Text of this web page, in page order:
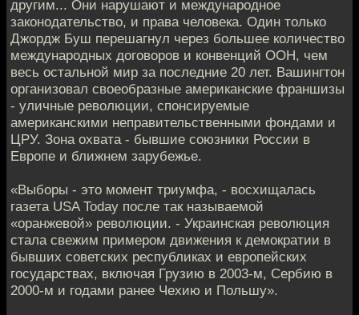
другим... Они нарушают и международное
законодательство, и права человека. Один только
Джордж Буш перешагнул через большее количество
международных договоров и конвенций ООН, чем
весь остальной мир за последние 20 лет. Вашингтон
организовал своеобразные американские франшизы
- уличные революции, спонсируемые
американскими неправительственными фондами и
ЦРУ. Зона охвата - бывшие союзники России в
Европе и ближнем зарубежье.
«Выборы - это момент триумфа, - восхищалась
газета USA Today после так называемой
«оранжевой» революции. - Украинская революция
стала свежим примером движения к демократии в
бывших советских республиках и европейских
государствах, включая Грузию в 2003-м, Сербию в
2000-м и годами ранее Чехию и Польшу».